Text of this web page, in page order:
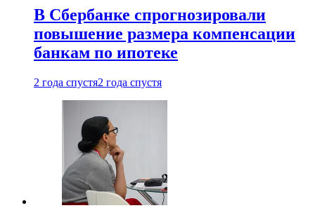
В Сбербанке спрогнозировали
повышение размера компенсации
банкам по ипотеке
2 года спустя2 года спустя